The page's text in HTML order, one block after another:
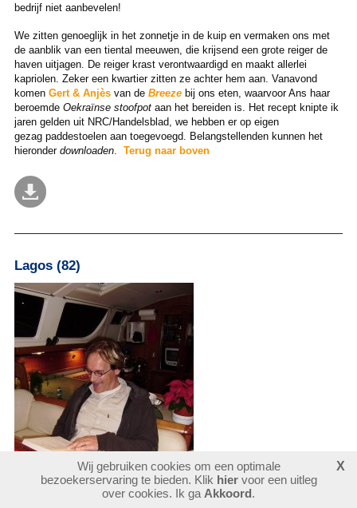
bedrijf niet aanbevelen!
We zitten genoeglijk in het zonnetje in de kuip en vermaken ons met
de aanblik van een tiental meeuwen, die krijsend een grote reiger de
haven uitjagen. De reiger krast verontwaardigd en maakt allerlei
kapriolen. Zeker een kwartier zitten ze achter hem aan. Vanavond
komen Gert & Anjèsvan de Breezebij ons eten, waarvoor Ans haar
beroemde Oekraïnse stoofpotaan het bereiden is. Het recept knipte ik
jaren gelden uit NRC/Handelsblad, we hebben er op eigen
gezag paddestoelen aan toegevoegd. Belangstellenden kunnen het
hieronder downloaden. Terug naar boven
Lagos (82)
Wij gebruiken cookies om een optimale
bezoekerservaring te bieden. Klik hiervoor een uitleg
over cookies. Ik ga Akkoord.
X